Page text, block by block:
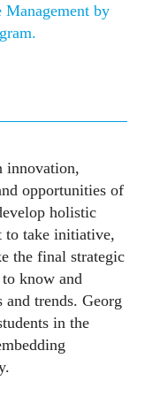
by
innovation,
opportunities of
holistic
to take initiative,
the final strategic
know and
and trends. Georg
in the